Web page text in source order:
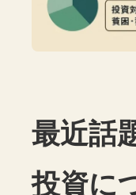
最近話
投資に